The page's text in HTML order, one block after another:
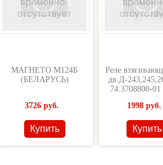
МАГНЕТО М124Б
(БЕЛАРУСЬ)
3726 руб.
Купить
Реле
дв.Д-
74.3708800-
1998 руб.
Купить